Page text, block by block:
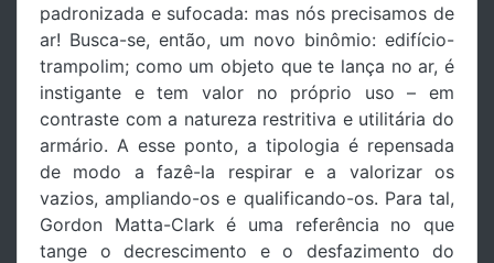
padronizada e sufocada: mas nós precisamos de
ar! Busca-se, então, um novo binômio: edifício-
trampolim; como um objeto que te lança no ar, é
instigante e tem valor no próprio uso – em
contraste com a natureza restritiva e utilitária do
armário. A esse ponto, a tipologia é repensada
de modo a fazê-la respirar e a valorizar os
vazios, ampliando-os e qualificando-os. Para tal,
Gordon Matta-Clark é uma referência no que
tange o decrescimento e o desfazimento do